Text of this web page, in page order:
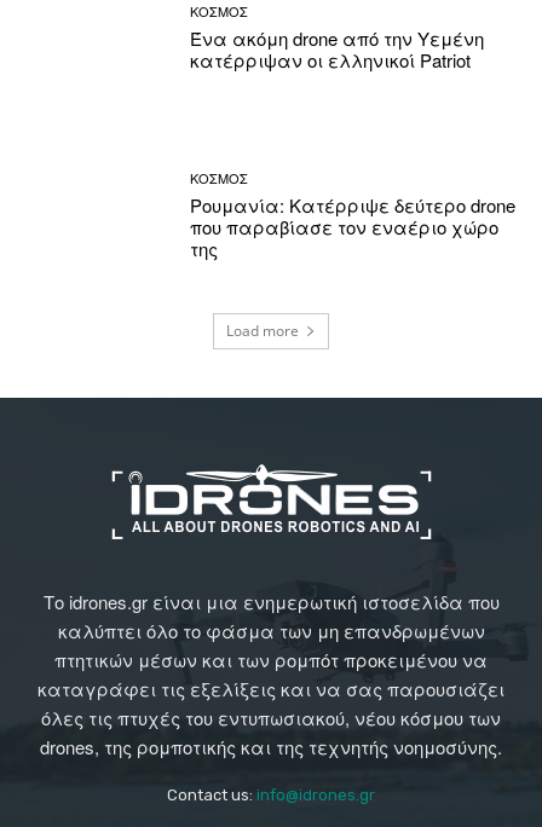
ΚΟΣΜΟΣ
Ένα ακόμη drone από την Υεμένη
κατέρριψαν οι ελληνικοί Patriot
ΚΟΣΜΟΣ
Ρουμανία: Κατέρριψε δεύτερο drone
που παραβίασε τον εναέριο χώρο
της
Load more
Το idrones.gr είναι μια ενημερωτική ιστοσελίδα που
καλύπτει όλο το φάσμα των μη επανδρωμένων
πτητικών μέσων και των ρομπότ προκειμένου να
καταγράφει τις εξελίξεις και να σας παρουσιάζει
όλες τις πτυχές του εντυπωσιακού, νέου κόσμου των
drones, της ρομποτικής και της τεχνητής νοημοσύνης.
Contact us: info@idrones.gr